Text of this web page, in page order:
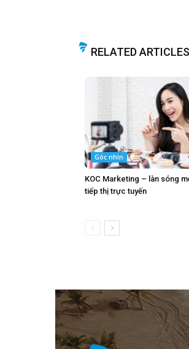
RELATED ARTICLES
Góc nhìn
KOC Marketing – làn sóng
tiếp thị trực tuyến